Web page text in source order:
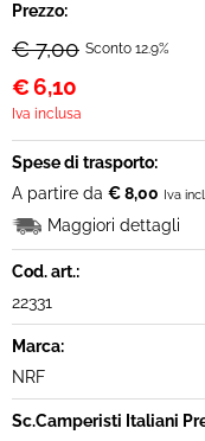
Prezzo:
€ 7,00 Sconto 12.9%
€6,10
Iva inclusa
Spese di trasporto:
A partire da € 8,00 Iva
Maggiori dettagli
Cod. art.:
22331
Marca:
NRF
Sc.Camperisti Italiani